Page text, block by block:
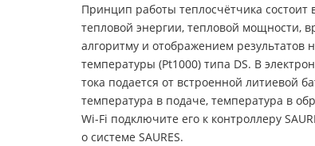
Принцип работы теплосчётчика
тепловой энергии, тепловой мощности,
алгоритму и отображением
температуры (Pt1000) типа DS. В
тока подается от встроенной литиевой
температура в подаче, температура в
Wi-Fi подключите его к контроллеру
о системе SAURES.